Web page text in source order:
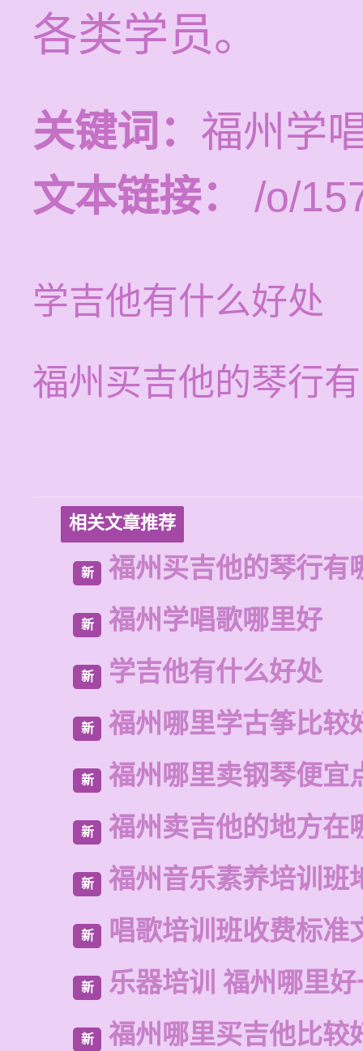
各类学员。
关键词： 福州学
文本链接：
/o/
学吉他有什么好处
福州买吉他的琴行
相关文章推荐
新 福州买吉他的琴行有
新 福州学唱歌哪里好
新 学吉他有什么好处
新 福州哪里学古筝比较
新 福州哪里卖钢琴便宜
新 福州卖吉他的地方在
新 福州音乐素养培训班
新 唱歌培训班收费标准
新 乐器培训 福州哪里
新 福州哪里买吉他比较